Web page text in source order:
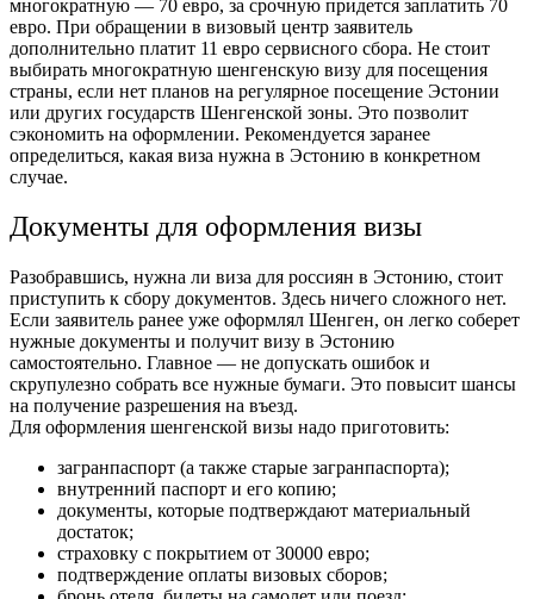
многократную — 70 евро, за срочную придется заплатить 70
евро. При обращении в визовый центр заявитель
дополнительно платит 11 евро сервисного сбора. Не стоит
выбирать многократную шенгенскую визу для посещения
страны, если нет планов на регулярное посещение Эстонии
или других государств Шенгенской зоны. Это позволит
сэкономить на оформлении. Рекомендуется заранее
определиться, какая виза нужна в Эстонию в конкретном
случае.
Документы для оформления визы
Разобравшись, нужна ли виза для россиян в Эстонию, стоит
приступить к сбору документов. Здесь ничего сложного нет.
Если заявитель ранее уже оформлял Шенген, он легко соберет
нужные документы и получит визу в Эстонию
самостоятельно. Главное — не допускать ошибок и
скрупулезно собрать все нужные бумаги. Это повысит шансы
на получение разрешения на въезд.
Для оформления шенгенской визы надо приготовить:
загранпаспорт (а также старые загранпаспорта);
внутренний паспорт и его копию;
документы, которые подтверждают материальный
достаток;
страховку с покрытием от 30000 евро;
подтверждение оплаты визовых сборов;